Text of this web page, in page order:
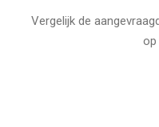
Vergelijk de
op